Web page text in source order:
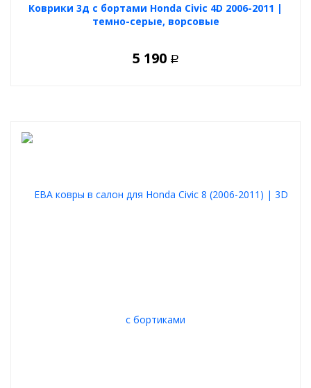
Коврики 3д с бортами Honda Civic 4D 2006-2011 |
темно-серые, ворсовые
5 190 Р